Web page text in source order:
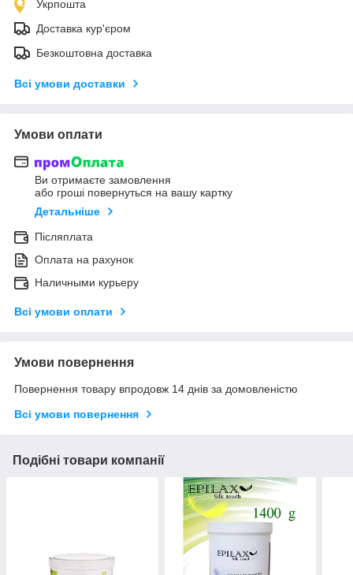
Укрпошта
Доставка кур'єром
Безкоштовна доставка
Всі умови доставки
Умови оплати
Ви отримаєте замовлення
або гроші повернуться на вашу картку
Детальніше
Післяплата
Оплата на рахунок
Наличными курьеру
Всі умови оплати
Умови повернення
Повернення товару впродовж 14 днів за домовленістю
Всі умови повернення
Подібні товари компанії